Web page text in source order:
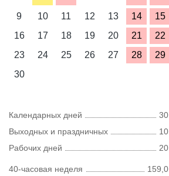
9
10 11 12 13 14
15
16
17 18 19 20 21
22
23
24 25 26 27 28
29
30
Календарных дней
30
Выходных и праздничных
10
Рабочих дней
20
40-часовая неделя
159,0